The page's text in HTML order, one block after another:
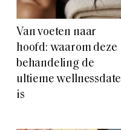
Van voeten naar
hoofd: waarom deze
behandeling de
ultieme wellnessdate
is